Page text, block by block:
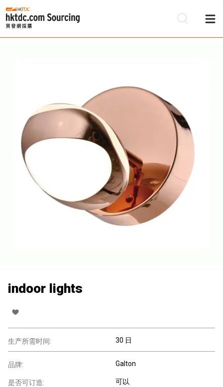
indoor lights
生产所需时间: 30 日
品牌: Galton
是否可订造: 可以